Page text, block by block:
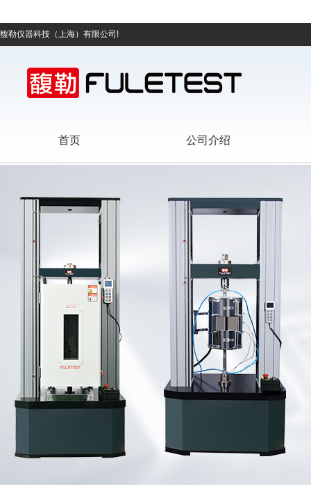
馥勒仪器科技（上海）有限公司!
首页 公司介绍